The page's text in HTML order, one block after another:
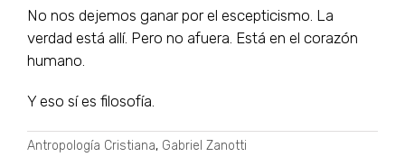
No nos dejemos ganar por el escepticismo. La
verdad está allí. Pero no afuera. Está en el corazón
humano.
Y eso sí es filosofía.
Antropología Cristiana, Gabriel Zanotti